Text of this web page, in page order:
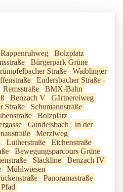
Rappenruhweg
Bolzplatz
Bürgerpark Grüne
Straße
Waiblinger
Endersbacher Straße -
Remsstraße
BMX-Bahn
Benzach V
Gärtnereiweg
Straße
Schumannstraße
Bolzplatz
Gundelsbach
In der
Merzlweg
Lutherstraße
Eichenstraße
Bewegungsparcours Grüne
Slackline
Benzach IV
Mühlwiesen
Panoramastraße